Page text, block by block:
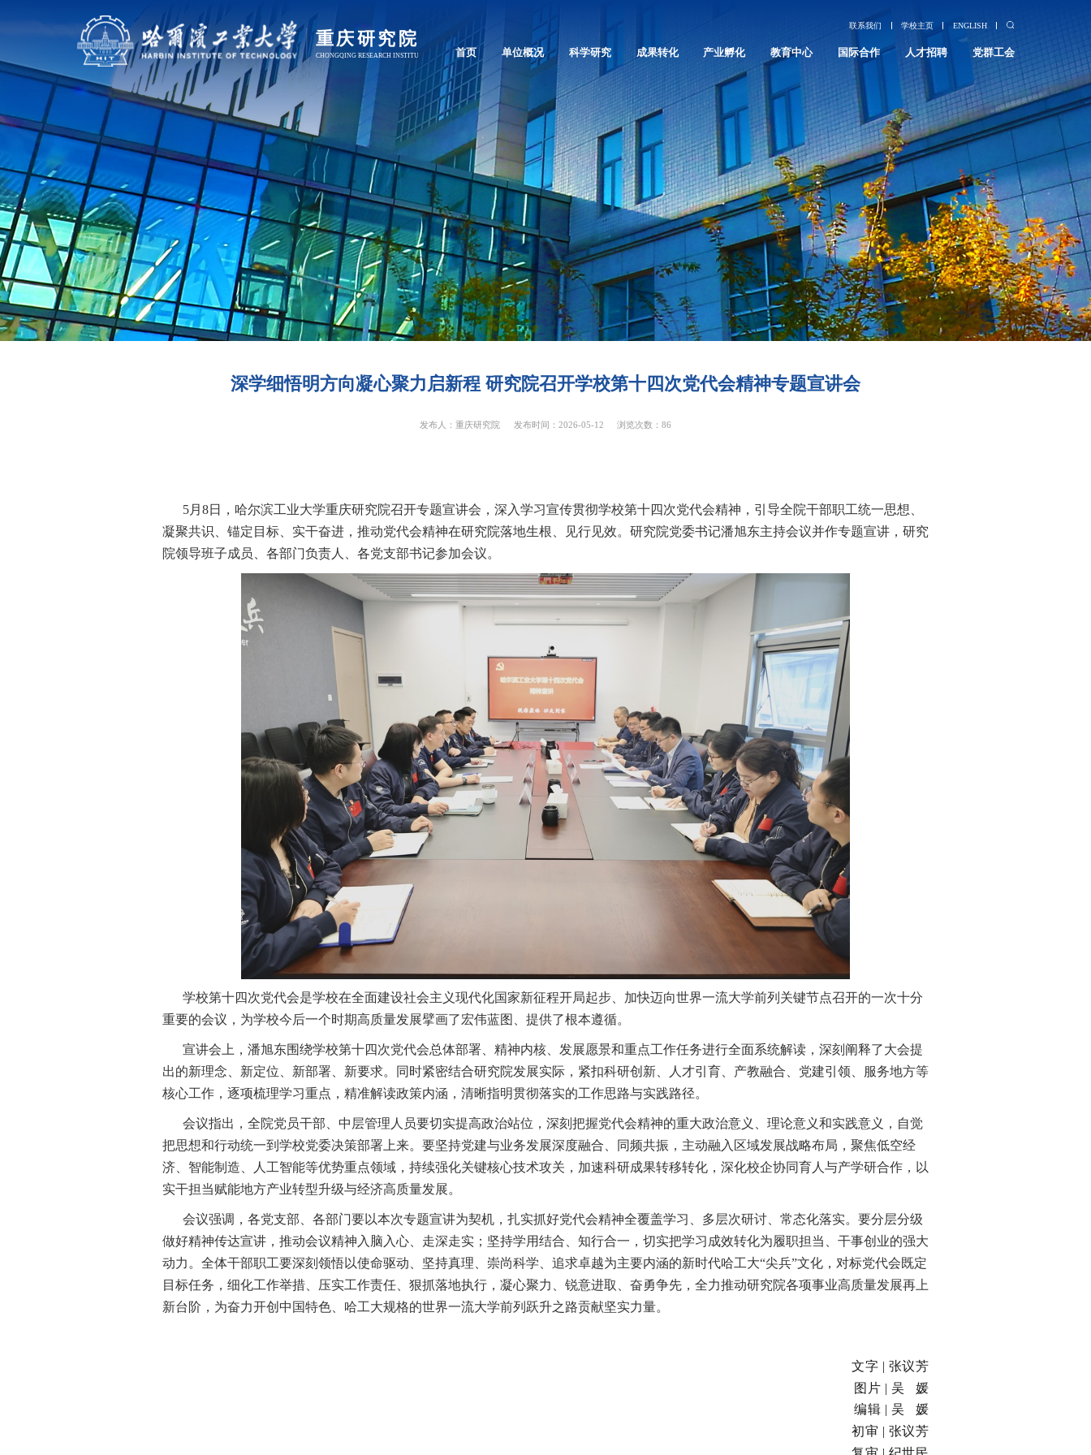
联系我们 学校主页 ENGLISH
首页 单位概况 科学研究 成果转化 产业孵化 教育中心 国际合作 人才招聘 党群工会
深学细悟明方向凝心聚力启新程 研究院召开学校第十四次党代会精神专题宣讲会
发布人：重庆研究院 发布时间：2026-05-12 浏览次数：86
5月8日，哈尔滨工业大学重庆研究院召开专题宣讲会，深入学习宣传贯彻学校第十四次党代会精神，引导全院干部职工统一思想、
凝聚共识、锚定目标、实干奋进，推动党代会精神在研究院落地生根、见行见效。研究院党委书记潘旭东主持会议并作专题宣讲，研究
院领导班子成员、各部门负责人、各党支部书记参加会议。
学校第十四次党代会是学校在全面建设社会主义现代化国家新征程开局起步、加快迈向世界一流大学前列关键节点召开的一次十分
重要的会议，为学校今后一个时期高质量发展擘画了宏伟蓝图、提供了根本遵循。
宣讲会上，潘旭东围绕学校第十四次党代会总体部署、精神内核、发展愿景和重点工作任务进行全面系统解读，深刻阐释了大会提
出的新理念、新定位、新部署、新要求。同时紧密结合研究院发展实际，紧扣科研创新、人才引育、产教融合、党建引领、服务地方等
核心工作，逐项梳理学习重点，精准解读政策内涵，清晰指明贯彻落实的工作思路与实践路径。
会议指出，全院党员干部、中层管理人员要切实提高政治站位，深刻把握党代会精神的重大政治意义、理论意义和实践意义，自觉
把思想和行动统一到学校党委决策部署上来。要坚持党建与业务发展深度融合、同频共振，主动融入区域发展战略布局，聚焦低空经
济、智能制造、人工智能等优势重点领域，持续强化关键核心技术攻关，加速科研成果转移转化，深化校企协同育人与产学研合作，以
实干担当赋能地方产业转型升级与经济高质量发展。
会议强调，各党支部、各部门要以本次专题宣讲为契机，扎实抓好党代会精神全覆盖学习、多层次研讨、常态化落实。要分层分级
做好精神传达宣讲，推动会议精神入脑入心、走深走实；坚持学用结合、知行合一，切实把学习成效转化为履职担当、干事创业的强大
动力。全体干部职工要深刻领悟以使命驱动、坚持真理、崇尚科学、追求卓越为主要内涵的新时代哈工大“尖兵”文化，对标党代会既定
目标任务，细化工作举措、压实工作责任、狠抓落地执行，凝心聚力、锐意进取、奋勇争先，全力推动研究院各项事业高质量发展再上
新台阶，为奋力开创中国特色、哈工大规格的世界一流大学前列跃升之路贡献坚实力量。
文字 | 张议芳
图片 | 吴 媛
编辑 | 吴 媛
初审 | 张议芳